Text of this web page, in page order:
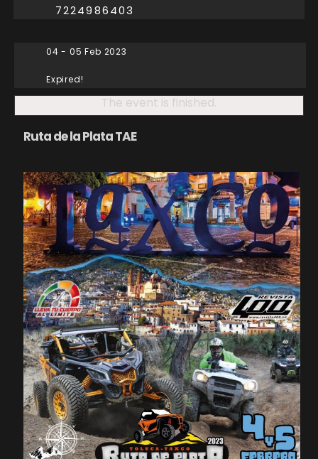
7224986403
04 - 05 Feb 2023
Expired!
The event is finished.
Ruta de la Plata TAE